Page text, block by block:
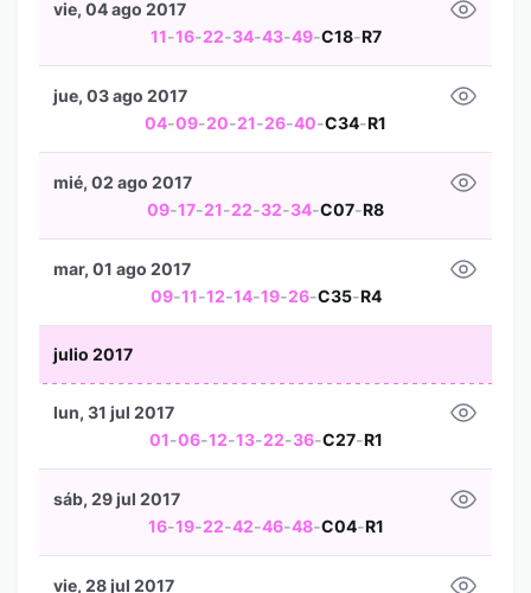
11-16-22-34-43-49-C18-R7
vie, 04 ago 2017
04-09-20-21-26-40-C34-R1
jue, 03 ago 2017
09-17-21-22-32-34-C07-R8
mié, 02 ago 2017
09-11-12-14-19-26-C35-R4
mar, 01 ago 2017
julio 2017
01-06-12-13-22-36-C27-R1
lun, 31 jul 2017
16-19-22-42-46-48-C04-R1
sáb, 29 jul 2017
vie, 28 jul 2017